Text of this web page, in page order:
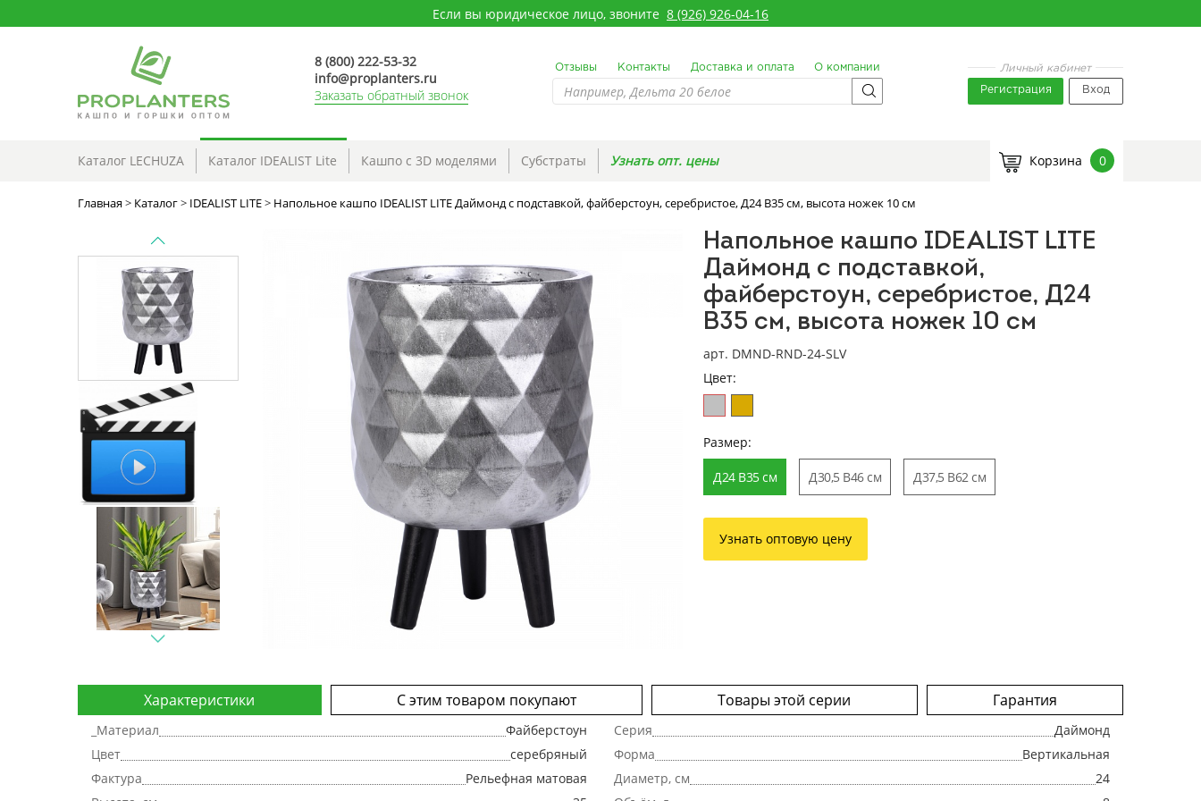
Если вы юридическое лицо, звоните 8 (926) 926-04-16
8 (800) 222-53-32
info@proplanters.ru
Заказать обратный звонок
Отзывы Контакты Доставка и оплата О компании Личный кабинет
Регистрация Вход
Каталог LECHUZA Каталог IDEALIST Lite Кашпо с 3D моделями Субстраты Узнать опт. цены Корзина 0
Главная> Каталог> IDEALIST LITE> Напольное кашпо IDEALIST LITE Даймонд с подставкой, файберстоун, серебристое, Д24 В35 cм, высота ножек 10 см
Напольное кашпо IDEALIST LITE
Даймонд с подставкой,
файберстоун, серебристое, Д24
В35 cм, высота ножек 10 см
арт. DMND-RND-24-SLV
Цвет:
Размер:
Д24 В35 cм Д30,5 В46 cм Д37,5 В62 cм
Узнать оптовую цену
Характеристики С этим товаром покупают Товары этой серии Гарантия
_Материал Файберстоун Серия
Даймонд
Цвет
серебряный Форма
Вертикальная
Фактура
Рельефная матовая Диаметр, см
24